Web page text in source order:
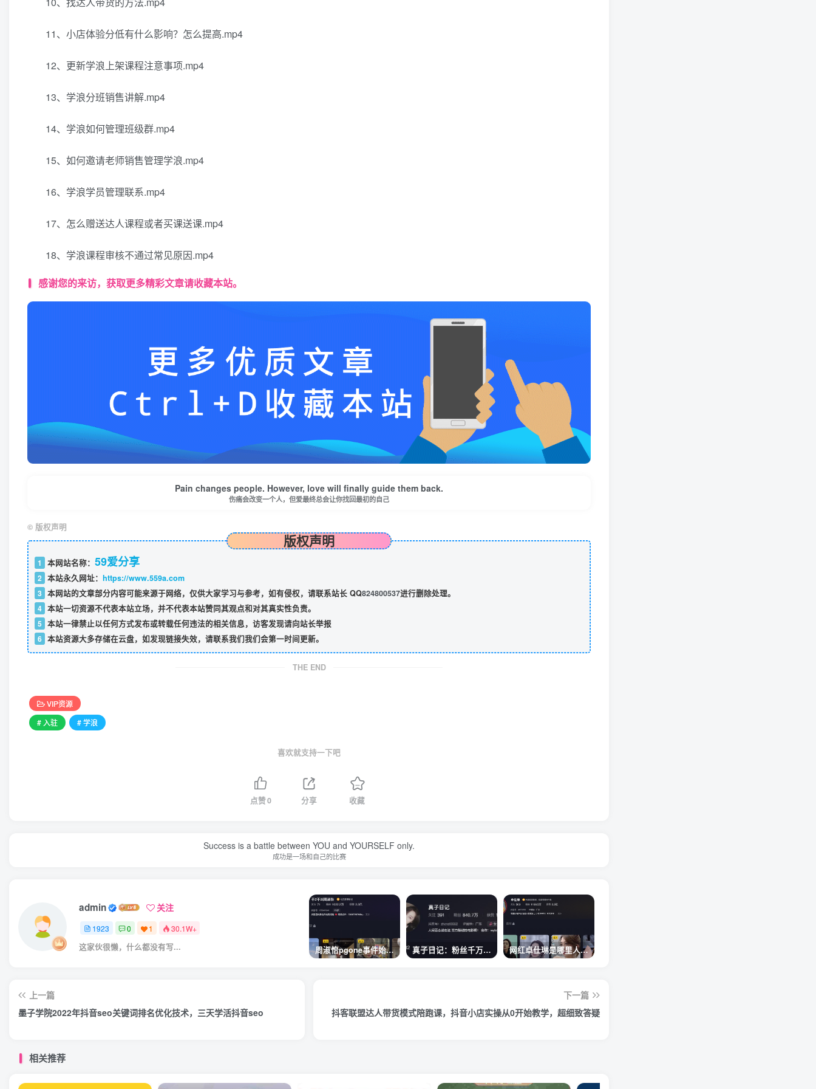
11、小店体验分低有什么影响？怎么提高.mp4
12、更新学浪上架课程注意事项.mp4
13、学浪分班销售讲解.mp4
14、学浪如何管理班级群.mp4
15、如何邀请老师销售管理学浪.mp4
16、学浪学员管理联系.mp4
17、怎么赠送达人课程或者买课送课.mp4
18、学浪课程审核不通过常见原因.mp4
感谢您的来访，获取更多精彩文章请收藏本站。
Pain changes people. However, love will finally guide them back.
伤痛会改变一个人，但爱最终总会让你找回最初的自己
© 版权声明
版权声明
1 本网站名称： 59爱分享
2 本站永久网址： https://www.559a.com
3 本网站的文章部分内容可能来源于网络，仅供大家学习与参考，如有侵权，请联系站长 QQ824800537进行删除处理。
4 本站一切资源不代表本站立场，并不代表本站赞同其观点和对其真实性负责。
5 本站一律禁止以任何方式发布或转载任何违法的相关信息，访客发现请向站长举报
6 本站资源大多存储在云盘，如发现链接失效，请联系我们我们会第一时间更新。
THE END
VIP资源
# 入驻
# 学浪
喜欢就支持一下吧
点赞0 分享 收藏
Success is a battle between YOU and YOURSELF only.
成功是一场和自己的比赛
admin 关注
1923 0 1 30.1W+
这家伙很懒，什么都没有写... 周淑怡pgone事件始末，周淑怡现状 真子日记：粉丝千万的真子日记是最懂反转的网红吗？ 网红卓仕琳是哪里人，下跪的原因
上一篇
墨子学院2022年抖音seo关键词排名优化技术，三天学活抖音seo
下一篇
抖客联盟达人带货模式陪跑课，抖音小店实操从0开始教学，超细致答疑
相关推荐